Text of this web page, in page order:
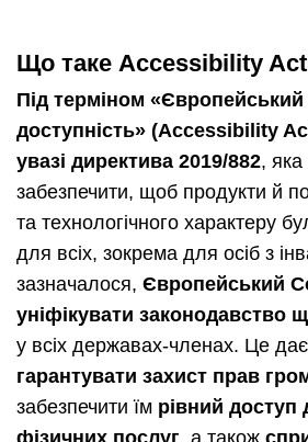
Що таке Accessibility
Під терміном «Європейський
доступність» (Accessibility
увазі директива 2019/882, яка
забезпечити, щоб продукти й
та технологічного характеру
для всіх, зокрема для осіб з
зазначалося, Європейський
уніфікувати законодавство
у всіх державах-членах. Це
гарантувати захист прав
забезпечити їм рівний доступ